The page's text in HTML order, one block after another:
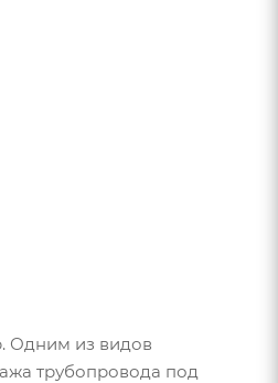
Одним из видов
трубопровода под